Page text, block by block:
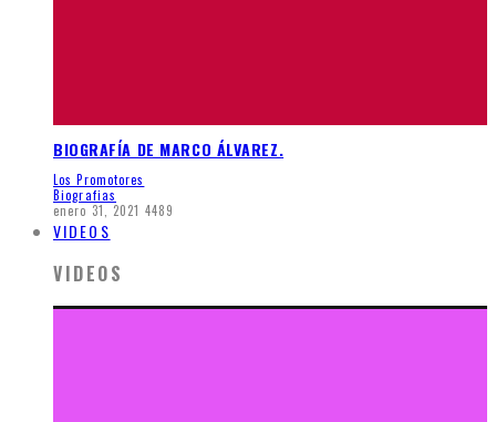
BIOGRAFÍA DE MARCO ÁLVAREZ.
Los Promotores
Biografias
enero 31, 2021 4489
VIDEOS
VIDEOS